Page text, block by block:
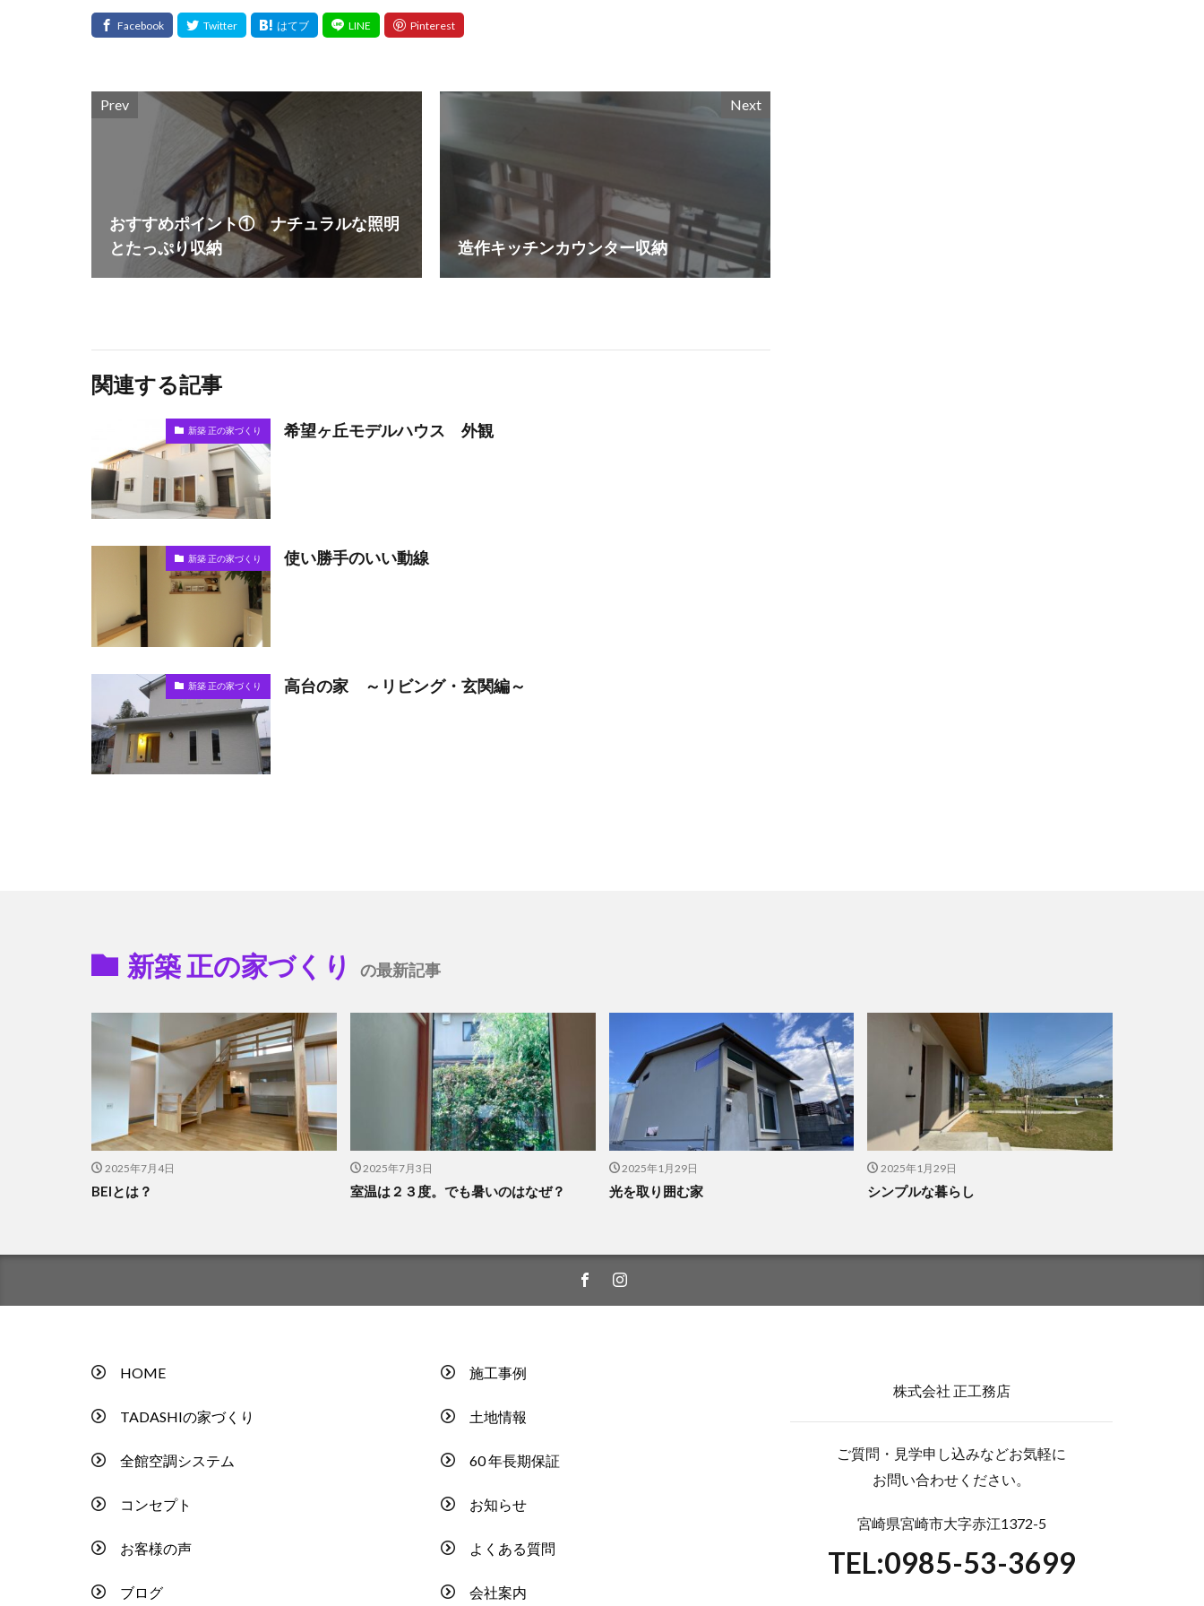
Prev
おすすめポイント① ナチュラルな照明
とたっぷり収納
Next
造作キッチンカウンター収納
関連する記事
新築 正の家づくり 希望ヶ丘モデルハウス 外観
新築 正の家づくり 使い勝手のいい動線
新築 正の家づくり 高台の家 ～リビング・玄関編～
新築 正の家づくり の最新記事
2025年7月4日
BEIとは？
2025年7月3日
室温は２３度。でも暑いのはなぜ？
2025年1月29日
光を取り囲む家
2025年1月29日
シンプルな暮らし
HOME
TADASHIの家づくり
全館空調システム
コンセプト
お客様の声
ブログ
施工事例
土地情報
60 年長期保証
お知らせ
よくある質問
会社案内
株式会社 正工務店
ご質問・見学申し込みなどお気軽に
お問い合わせください。
宮崎県宮崎市大字赤江1372-5
TEL:0985-53-3699